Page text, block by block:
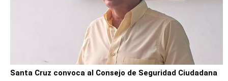
Santa Cruz convoca al Consejo de Seguridad Ciudadana